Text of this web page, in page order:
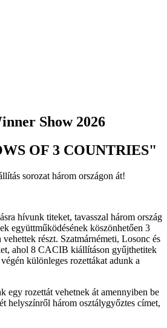
Show 2026
OF 3 COUNTRIES"
sorozat három országon át!
hívunk titeket, tavasszal három ország
együttműködésének köszönhetően 3
részt. Szatmárnémeti, Losonc és
ahol 8 CACIB kiállításon gyűjthetitek
különleges rozettákat adunk a
egy rozettát vehetnek át amennyiben be
helyszínről három osztálygyőztes címet,